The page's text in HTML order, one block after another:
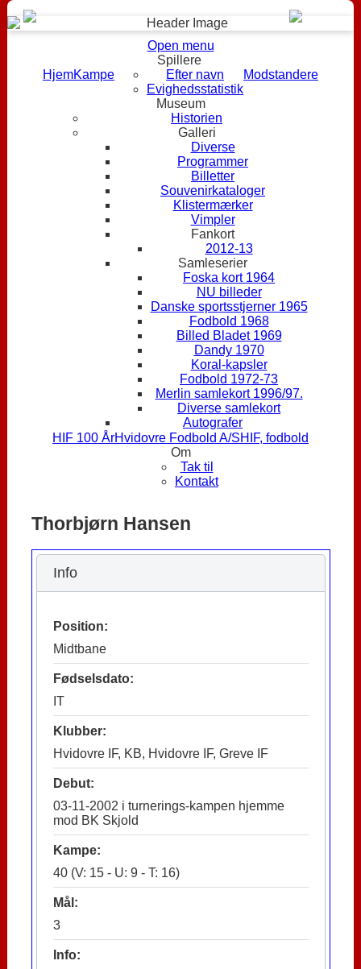
Open menu
HjemKampe
Spillere
Efter navn
Evighedsstatistik
Modstandere
Museum
Historien
Galleri
Diverse
Programmer
Billetter
Souvenirkataloger
Klistermærker
Vimpler
Fankort
2012-13
Samleserier
Foska kort 1964
NU billeder
Danske sportsstjerner 1965
Fodbold 1968
Billed Bladet 1969
Dandy 1970
Koral-kapsler
Fodbold 1972-73
Merlin samlekort 1996/97.
Diverse samlekort
Autografer
HIF 100 ÅrHvidovre Fodbold A/SHIF, fodbold
Om
Tak til
Kontakt
Thorbjørn Hansen
Info
Position:
Midtbane
Fødselsdato:
IT
Klubber:
Hvidovre IF, KB, Hvidovre IF, Greve IF
Debut:
03-11-2002 i turnerings-kampen hjemme
mod BK Skjold
Kampe:
40 (V: 15 - U: 9 - T: 16)
Mål:
3
Info: